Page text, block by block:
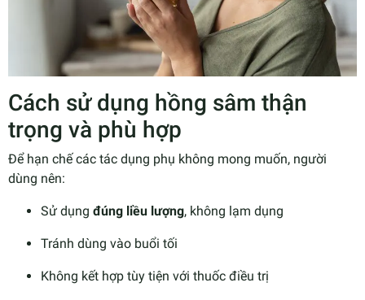
Cách sử dụng hồng sâm thận
trọng và phù hợp
Để hạn chế các tác dụng phụ không mong muốn, người
dùng nên:
Sử dụng đúng liều lượng, không lạm dụng
Tránh dùng vào buổi tối
Không kết hợp tùy tiện với thuốc điều trị